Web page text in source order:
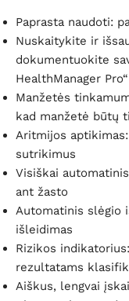
Paprasta naudoti:
Nuskaitykite ir
dokumentuokite
HealthManager
Manžetės
kad manžetė būtų
Aritmijos
sutrikimus
Visiškai
ant žasto
Automatinis slėgio
išleidimas
Rizikos
rezultatams
Aiškus, lengvai